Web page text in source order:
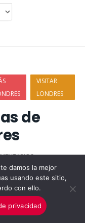
VISITAR
LONDRES
de
damos la mejor
usando este sitio,
con ello.
privacidad